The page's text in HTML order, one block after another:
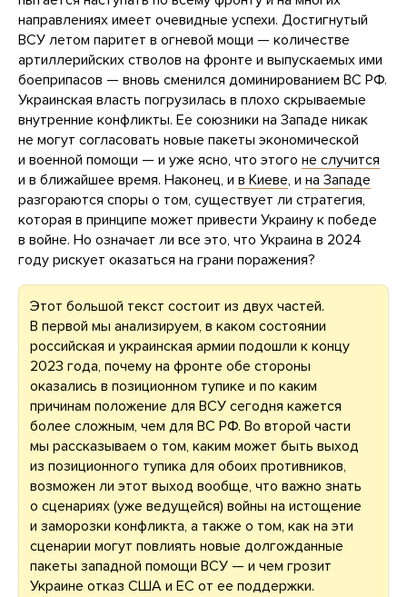
направлениях имеет очевидные успехи. Достигнутый
ВСУ летом паритет в огневой мощи — количестве
артиллерийских стволов на фронте и выпускаемых ими
боеприпасов — вновь сменился доминированием ВС РФ.
Украинская власть погрузилась в плохо скрываемые
внутренние конфликты. Ее союзники на Западе никак
не могут согласовать новые пакеты экономической
и военной помощи — и уже ясно, что этого не случится
и в ближайшее время. Наконец, и в Киеве, и на Западе
разгораются споры о том, существует ли стратегия,
которая в принципе может привести Украину к победе
в войне. Но означает ли все это, что Украина в 2024
году рискует оказаться на грани поражения?
Этот большой текст состоит из двух частей.
В первой мы анализируем, в каком состоянии
российская и украинская армии подошли к концу
2023 года, почему на фронте обе стороны
оказались в позиционном тупике и по каким
причинам положение для ВСУ сегодня кажется
более сложным, чем для ВС РФ. Во второй части
мы рассказываем о том, каким может быть выход
из позиционного тупика для обоих противников,
возможен ли этот выход вообще, что важно знать
о сценариях (уже ведущейся) войны на истощение
и заморозки конфликта, а также о том, как на эти
сценарии могут повлиять новые долгожданные
пакеты западной помощи ВСУ — и чем грозит
Украине отказ США и ЕС от ее поддержки.